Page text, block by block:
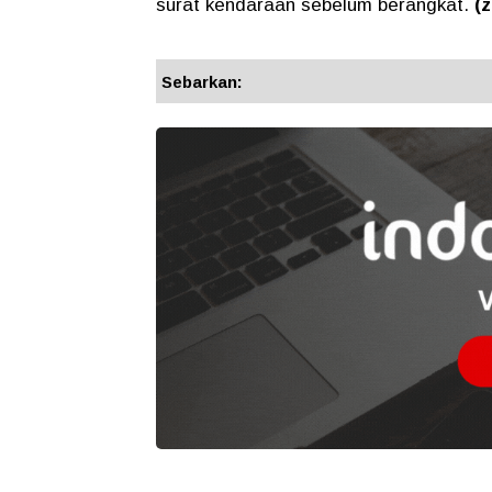
surat kendaraan sebelum berangkat.
Sebarkan: